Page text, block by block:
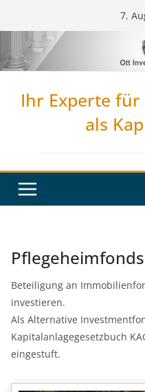
Inhalt
springen
7.
Ihr Experte
als
Pflegeheimfonds
Beteiligung an
investieren.
Als Alternative
Kapitalanlagegesetzbuch
eingestuft.